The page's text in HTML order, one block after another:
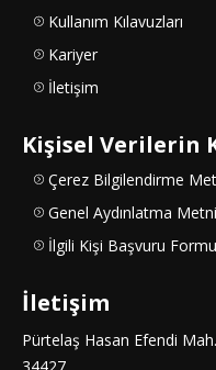
Kullanım Kılavuzları
Kariyer
İletişim
Kişisel Verilerin
Çerez Bilgilendirme
Genel Aydınlatma Metni
İlgili Kişi Başvuru Formu
İletişim
Pürtelaş Hasan Efendi